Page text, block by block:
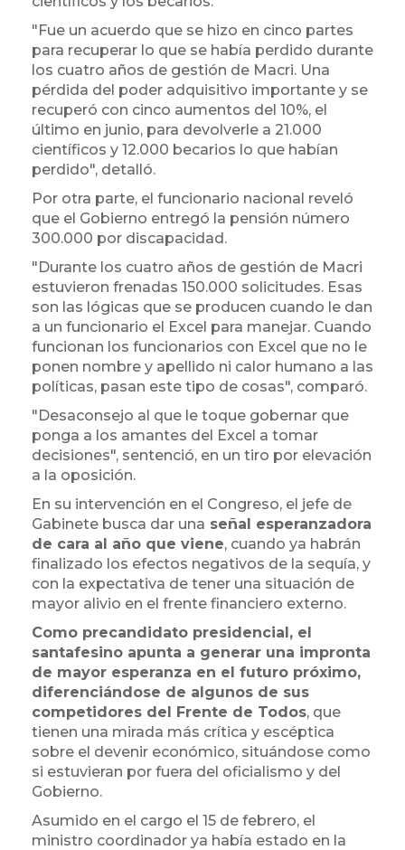
"Fue un acuerdo que se hizo en cinco partes
para recuperar lo que se había perdido durante
los cuatro años de gestión de Macri. Una
pérdida del poder adquisitivo importante y se
recuperó con cinco aumentos del 10%, el
último en junio, para devolverle a 21.000
científicos y 12.000 becarios lo que habían
perdido", detalló.
Por otra parte, el funcionario nacional reveló
que el Gobierno entregó la pensión número
300.000 por discapacidad.
"Durante los cuatro años de gestión de Macri
estuvieron frenadas 150.000 solicitudes. Esas
son las lógicas que se producen cuando le dan
a un funcionario el Excel para manejar. Cuando
funcionan los funcionarios con Excel que no le
ponen nombre y apellido ni calor humano a las
políticas, pasan este tipo de cosas", comparó.
"Desaconsejo al que le toque gobernar que
ponga a los amantes del Excel a tomar
decisiones", sentenció, en un tiro por elevación
a la oposición.
En su intervención en el Congreso, el jefe de
Gabinete busca dar una señal esperanzadora
de cara al año que viene, cuando ya habrán
finalizado los efectos negativos de la sequía, y
con la expectativa de tener una situación de
mayor alivio en el frente financiero externo.
Como precandidato presidencial, el
santafesino apunta a generar una impronta
de mayor esperanza en el futuro próximo,
diferenciándose de algunos de sus
competidores del Frente de Todos, que
tienen una mirada más crítica y escéptica
sobre el devenir económico, situándose como
si estuvieran por fuera del oficialismo y del
Gobierno.
Asumido en el cargo el 15 de febrero, el
ministro coordinador ya había estado en la